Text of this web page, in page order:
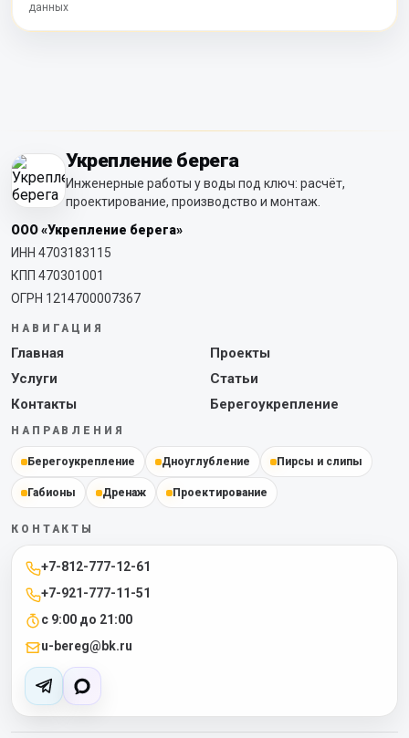
данных
Укрепление берега
Инженерные работы у воды под ключ: расчёт,
проектирование, производство и монтаж.
ООО «Укрепление берега»
ИНН 4703183115
КПП 470301001
ОГРН 1214700007367
НАВИГАЦИЯ
Главная
Проекты
Услуги
Статьи
Контакты
Берегоукрепление
НАПРАВЛЕНИЯ
Берегоукрепление Дноуглубление Пирсы и слипы
Габионы Дренаж Проектирование
КОНТАКТЫ
+7-812-777-12-61
+7-921-777-11-51
с 9:00 до 21:00
u-bereg@bk.ru